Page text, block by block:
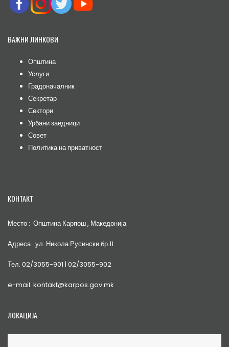
ВАЖНИ ЛИНКОВИ
Општина
Услуги
Градоначалник
Секретар
Сектори
Урбани заедници
Совет
Политика на приватност
КОНТАКТ
Место : Општина Карпош , Македонија
Адреса : ул. Никола Русински бр.11
Тел. 02/3055-901 | 02/3055-902
e-mail: kontakt@karpos.gov.mk
ЛОКАЦИЈА